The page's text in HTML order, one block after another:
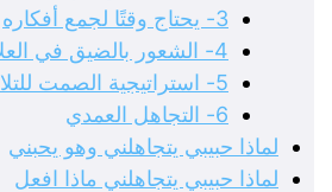
3- يحتاج وقتًا لجمع أفكاره
4- الشعور بالضيق في العلاقة
5- استراتيجية الصمت للتلاعب
6- التجاهل العمدي
لماذا حبيبي يتجاهلني وهو يحبني
لماذا حبيبي يتجاهلني ماذا افعل